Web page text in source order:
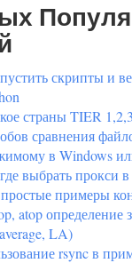
скрипты и
страны TIER 1,2,3
сравнения
в Windows
выбрать прокси
примеры
atop определение
LA)
rsync в